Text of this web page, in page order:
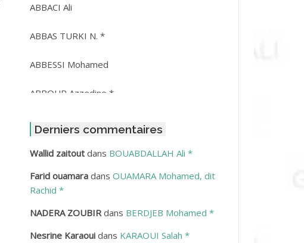
ABBACI Ali
ABBAS TURKI N. *
ABBESSI Mohamed
ABBOUR Azzedine *
ABDAT Amar
ABDEDDAIM Hamid
ABDELAZIZ Mohamed
ABDELHAFID Lakhdar
ABDELHOUHAB Haciba
Derniers commentaires
Wallid zaitoutdans BOUABDALLAH Ali *
Farid ouamaradans OUAMARA Mohamed, dit
Rachid *
NADERA ZOUBIRdans BERDJEB Mohamed *
Nesrine Karaouidans KARAOUI Salah *